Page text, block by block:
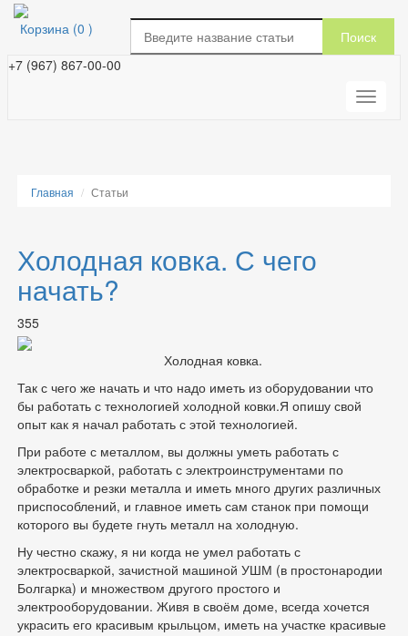
Поиск
Корзина (0 )
+7 (967) 867-00-00
Главная Статьи
Холодная ковка. С чего
начать?
355
Холодная ковка.
Так с чего же начать и что надо иметь из оборудовании что
бы работать с технологией холодной ковки.Я опишу свой
опыт как я начал работать с этой технологией.
При работе с металлом, вы должны уметь работать с
электросваркой, работать с электроинструментами по
обработке и резки металла и иметь много других различных
приспособлений, и главное иметь сам станок при помощи
которого вы будете гнуть металл на холодную.
Ну честно скажу, я ни когда не умел работать с
электросваркой, зачистной машиной УШМ (в простонародии
Болгарка) и множеством другого простого и
электрооборудовании. Живя в своём доме, всегда хочется
украсить его красивым крыльцом, иметь на участке красивые